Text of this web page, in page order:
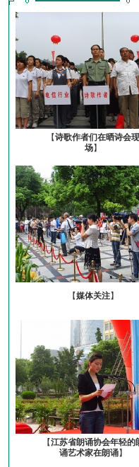
【诗歌作者们在晒诗会现
场】
【媒体关注】
【江苏省朗诵协会年轻的
诵艺术家在朗诵】